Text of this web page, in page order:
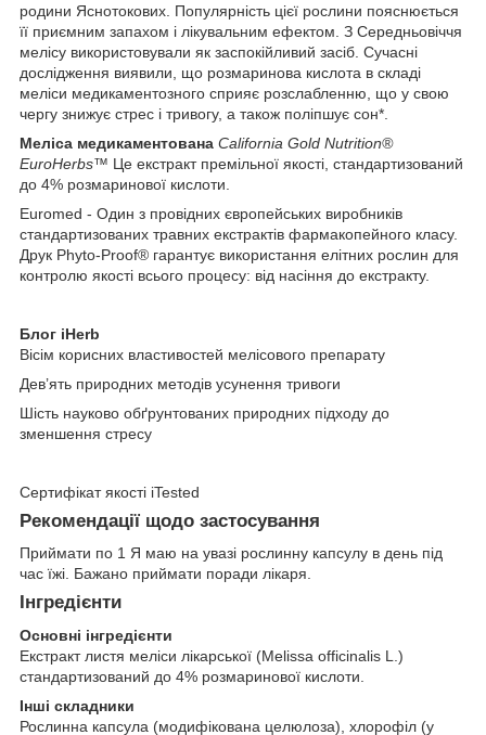
родини Яснотокових. Популярність цієї рослини пояснюється
її приємним запахом і лікувальним ефектом. З Середньовіччя
мелісу використовували як заспокійливий засіб. Сучасні
дослідження виявили, що розмаринова кислота в складі
меліси медикаментозного сприяє розслабленню, що у свою
чергу знижує стрес і тривогу, а також поліпшує сон*.
Меліса медикаментована California Gold Nutrition®️
EuroHerbs™ Це екстракт премільної якості, стандартизований
до 4% розмаринової кислоти.
Euromed - Один з провідних європейських виробників
стандартизованих травних екстрактів фармакопейного класу.
Друк Phyto-Proof® гарантує використання елітних рослин для
контролю якості всього процесу: від насіння до екстракту.
Блог iHerb
Вісім корисних властивостей мелісового препарату
Дев’ять природних методів усунення тривоги
Шість науково обґрунтованих природних підходу до
зменшення стресу
Сертифікат якості iTested
Рекомендації щодо застосування
Приймати по 1 Я маю на увазі рослинну капсулу в день під
час їжі. Бажано приймати поради лікаря.
Інгредієнти
Основні інгредієнти
Екстракт листя меліси лікарської (Melissa officinalis L.)
стандартизований до 4% розмаринової кислоти.
Інші складники
Рослинна капсула (модифікована целюлоза), хлорофіл (у